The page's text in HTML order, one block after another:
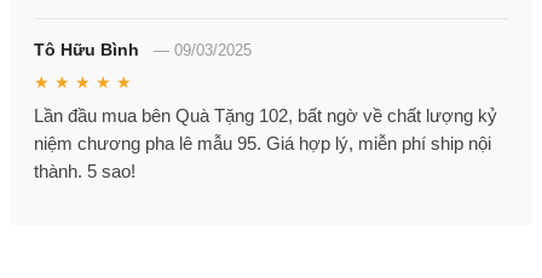
Tô Hữu Bình — 09/03/2025
★ ★ ★ ★ ★
Lần đầu mua bên Quà Tặng 102, bất ngờ về chất lượng kỷ
niệm chương pha lê mẫu 95. Giá hợp lý, miễn phí ship nội
thành. 5 sao!